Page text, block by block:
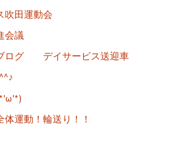
吹田運動会
会議
ログ デイサービス送迎車
体運動！輪送り！！